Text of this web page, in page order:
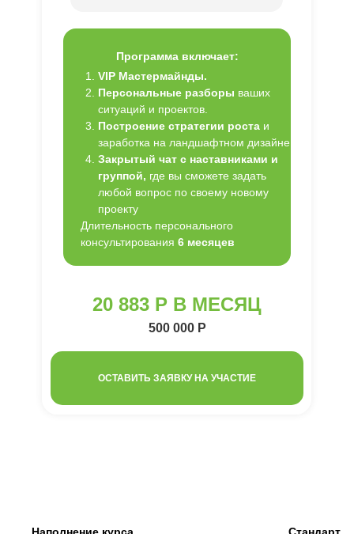
20 883 Р В МЕСЯЦ
Программа включает:
VIP Мастермайнды.
Персональные разборы ваших
ситуаций и проектов.
Построение стратегии роста и
заработка на ландшафтном дизайне
Закрытый чат с наставниками и
группой, где вы сможете задать
любой вопрос по своему новому
проекту
Длительность персонального
консультирования 6 месяцев
500 000 Р
ОСТАВИТЬ ЗАЯВКУ НА УЧАСТИЕ